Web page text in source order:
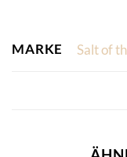
MARKE Salt of